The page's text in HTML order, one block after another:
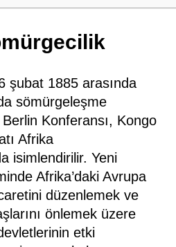
şubat 1885 arasında
sömürgeleşme
Berlin Konferansı, Kongo
Afrika
isimlendirilir. Yeni
Afrika’daki Avrupa
düzenlemek ve
önlemek üzere
etki